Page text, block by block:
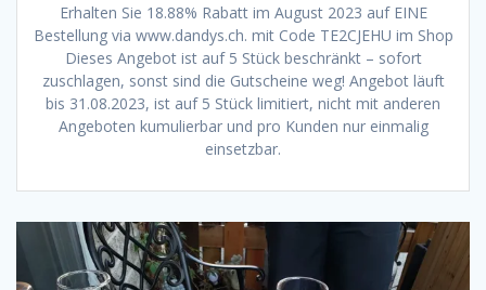
Erhalten Sie 18.88% Rabatt im August 2023 auf EINE
Bestellung via www.dandys.ch. mit Code TE2CJEHU im Shop
Dieses Angebot ist auf 5 Stück beschränkt – sofort
zuschlagen, sonst sind die Gutscheine weg! Angebot läuft
bis 31.08.2023, ist auf 5 Stück limitiert, nicht mit anderen
Angeboten kumulierbar und pro Kunden nur einmalig
einsetzbar.